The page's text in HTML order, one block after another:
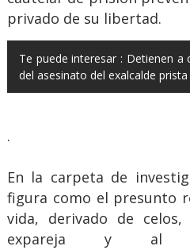
privado de su libertad.
Te puede interesar : Detienen a
del asesinato del exalcalde
.
En la carpeta de
figura como el presunto
vida, derivado de
expareja y al